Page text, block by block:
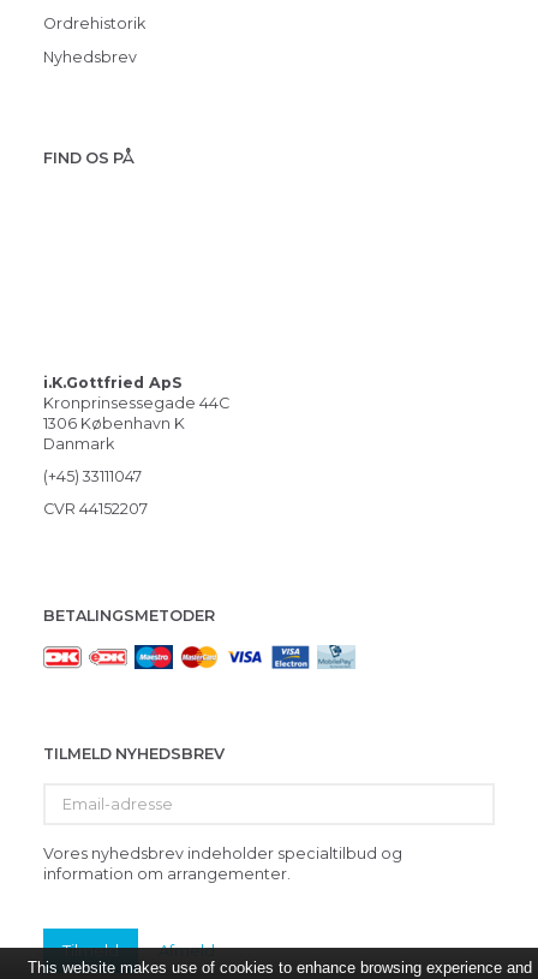
Ordrehistorik
Nyhedsbrev
FIND OS PÅ
i.K.Gottfried ApS
Kronprinsessegade 44C
1306 København K
Danmark
(+45) 33111047
CVR 44152207
BETALINGSMETODER
TILMELD NYHEDSBREV
adresse
Vores nyhedsbrev indeholder specialtilbud og
information om arrangementer.
Tilmeld Afmeld
This website makes use of cookies to enhance browsing experience and